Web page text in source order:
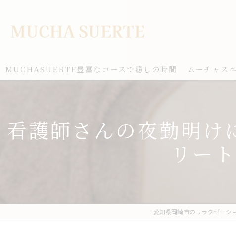
MUCHASUERTE豊富なコースで癒しの時間 ムーチャス
看護師さんの夜勤明け
リー
愛知県岡崎市のリラクゼーシ